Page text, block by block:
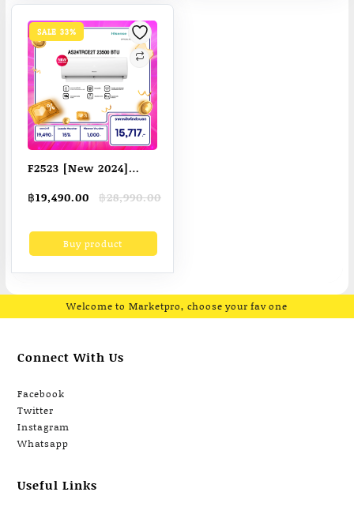
SALE 33%
F2523 [New 2024]
อากาศติดผนัง CE serie
BTU รุ่น AS-24TRCE2T
฿28,990.00
Original
was:
฿28,990.00.
฿19,490.00
Current
is:
฿19,490.00.Buy product
Welcome to Marketpro, choose your fav one
Connect With Us
Facebook
Twitter
Instagram
Whatsapp
Useful Links